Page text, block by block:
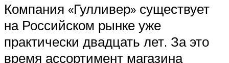
Компания «Гулливер» существует
на Российском рынке уже
практически двадцать лет. За это
время ассортимент магазина